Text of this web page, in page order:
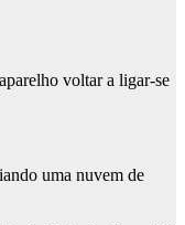
voltar a ligar-se
uma nuvem de